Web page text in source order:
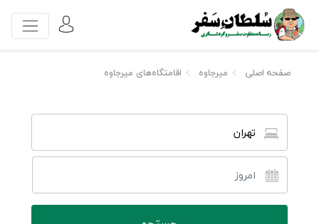
صفحه اصلی میرجاوه اقامتگاه‌های میرجاوه
تهران